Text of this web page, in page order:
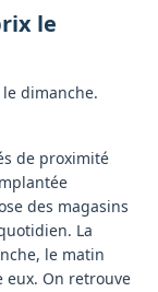
le
dimanche.
de proximité
des magasins
La
le matin
eux. On retrouve